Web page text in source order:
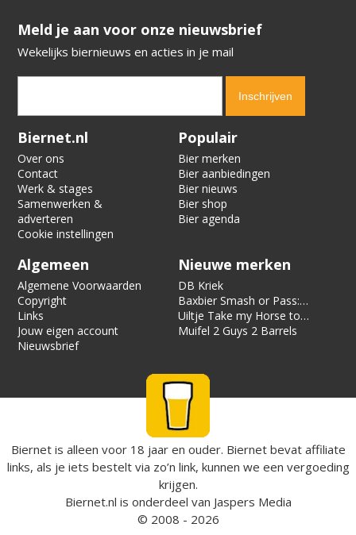
​​​​​​​Meld je aan voor onze nieuwsbrief
Wekelijks biernieuws en acties in je mail
Verification code:
Biernet.nl
Over ons
Contact
Werk & stages
Samenwerken &
adverteren
Cookie instellingen
Populair
Bier merken
Bier aanbiedingen
Bier nieuws
Bier shop
Bier agenda
Algemeen
Algemene Voorwaarden
Copyright
Links
Jouw eigen account
Nieuwsbrief
Nieuwe merken
DB Kriek
Baxbier Smash or Pass:
Strata
Uiltje Take my Horse to
the Hotel Room
Muifel 2 Guys 2 Barrels
Biernet is alleen voor 18 jaar en ouder. Biernet bevat affiliate
links, als je iets bestelt via zo’n link, kunnen we een vergoeding
krijgen.
Biernet.nl is onderdeel van Jaspers Media
© 2008 - 2026